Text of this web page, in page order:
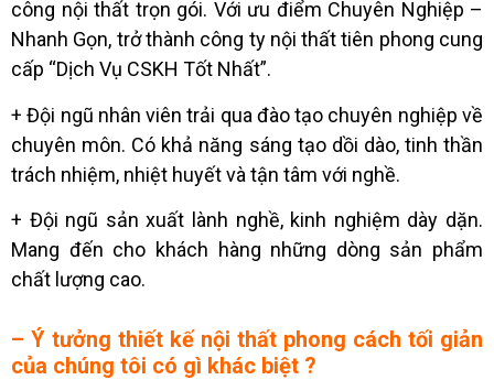
công nội thất trọn gói. Với ưu điểm Chuyên Nghiệp –
Nhanh Gọn, trở thành công ty nội thất tiên phong cung
cấp “Dịch Vụ CSKH Tốt Nhất”.
+ Đội ngũ nhân viên trải qua đào tạo chuyên nghiệp về
chuyên môn. Có khả năng sáng tạo dồi dào, tinh thần
trách nhiệm, nhiệt huyết và tận tâm với nghề.
+ Đội ngũ sản xuất lành nghề, kinh nghiệm dày dặn.
Mang đến cho khách hàng những dòng sản phẩm
chất lượng cao.
– Ý tưởng thiết kế nội thất phong cách tối giản
của chúng tôi có gì khác biệt ?